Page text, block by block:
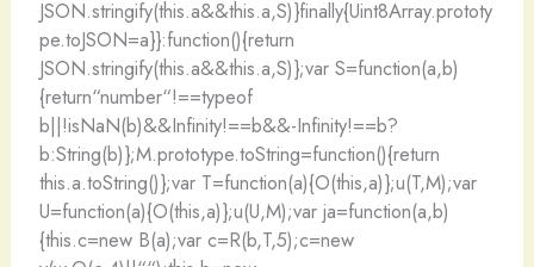
JSON.stringify(this.a&&this.a,S)}finally{Uint8Array.prototy
pe.toJSON=a}}:function(){return
JSON.stringify(this.a&&this.a,S)};var S=function(a,b)
{return“number“!==typeof
b||!isNaN(b)&&Infinity!==b&&-Infinity!==b?
b:String(b)};M.prototype.toString=function(){return
this.a.toString()};var T=function(a){O(this,a)};u(T,M);var
U=function(a){O(this,a)};u(U,M);var ja=function(a,b)
{this.c=new B(a);var c=R(b,T,5);c=new